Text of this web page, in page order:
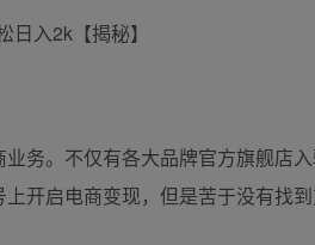
务。不仅有各大品牌官方旗舰店
开启电商变现，但是苦于没有找